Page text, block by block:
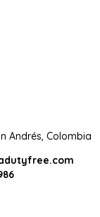
Andrés, Colombia